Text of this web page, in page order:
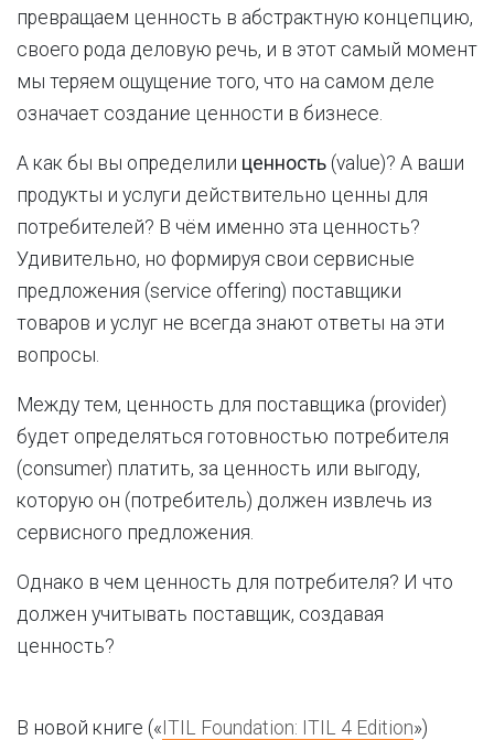
превращаем ценность в абстрактную концепцию,
своего рода деловую речь, и в этот самый момент
мы теряем ощущение того, что на самом деле
означает создание ценности в бизнесе.
А как бы вы определили ценность (value)? А ваши
продукты и услуги действительно ценны для
потребителей? В чём именно эта ценность?
Удивительно, но формируя свои сервисные
предложения (service offering) поставщики
товаров и услуг не всегда знают ответы на эти
вопросы.
Между тем, ценность для поставщика (provider)
будет определяться готовностью потребителя
(consumer) платить, за ценность или выгоду,
которую он (потребитель) должен извлечь из
сервисного предложения.
Однако в чем ценность для потребителя? И что
должен учитывать поставщик, создавая
ценность?
В новой книге (« ITIL Foundation: ITIL 4 Edition»)